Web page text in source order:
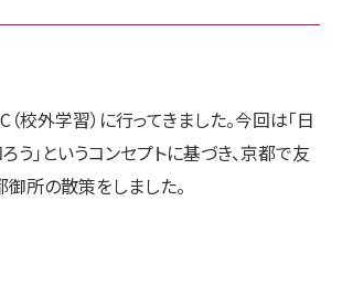
校外学習）に行ってきました。今回は「日
う」というコンセプトに基づき、京都で友
所の散策をしました。